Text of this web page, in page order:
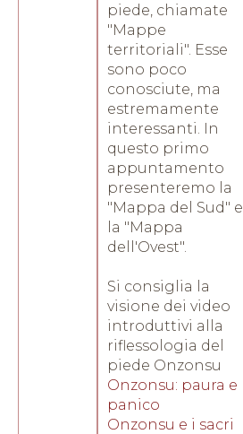
piede, chiamate
"Mappe
territoriali". Esse
sono poco
conosciute, ma
estremamente
interessanti. In
questo primo
appuntamento
presenteremo la
"Mappa del Sud" e
la "Mappa
dell'Ovest".
Si consiglia la
visione dei video
introduttivi alla
riflessologia del
piede Onzonsu
Onzonsu: paura e
panico
Onzonsu e i sacri